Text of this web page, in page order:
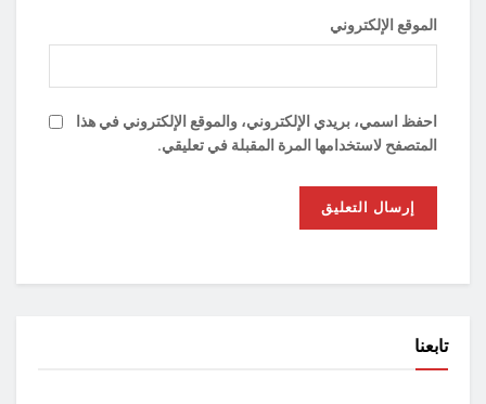
الموقع الإلكتروني
احفظ اسمي، بريدي الإلكتروني، والموقع الإلكتروني في هذا
المتصفح لاستخدامها المرة المقبلة في تعليقي.
تابعنا